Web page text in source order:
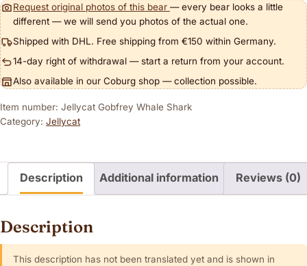
Request original photos of this bear — every bear looks a little
different — we will send you photos of the actual one.
Shipped with DHL. Free shipping from €150 within Germany.
14-day right of withdrawal — start a return from your account.
Also available in our Coburg shop — collection possible.
Item number: Jellycat Gobfrey Whale Shark
Category: Jellycat
Description Additional information Reviews (0)
Description
This description has not been translated yet and is shown in